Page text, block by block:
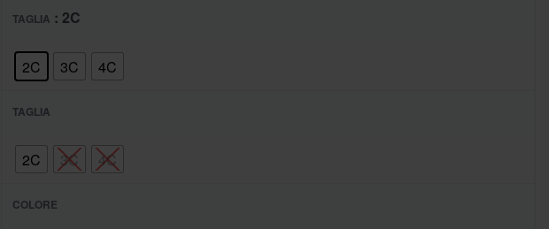
TAGLIA : 2C
2C 3C 4C
TAGLIA
2C 3C 4C
COLORE